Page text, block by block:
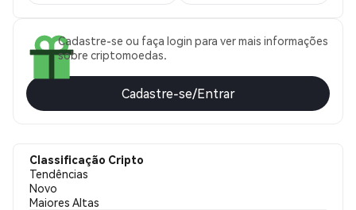
Cadastre-se ou faça login para ver mais informações
sobre criptomoedas.
Cadastre-se/Entrar
Classificação Cripto
Tendências
Novo
Maiores Altas